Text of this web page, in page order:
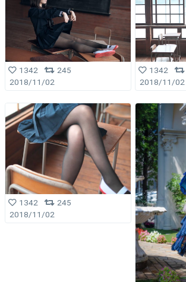
1342
245
2018/11/02
1342
2018/11/02
1342
245
2018/11/02